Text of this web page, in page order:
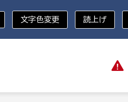
文字色変更 読上げ